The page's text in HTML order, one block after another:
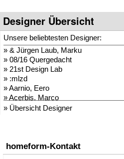
Designer Übersicht
Unsere beliebtesten Designer:
» & Jürgen Laub, Marku
» 08/16 Quergedacht
» 21st Design Lab
» :mlzd
»Aarnio, Eero
»Acerbis, Marco
» Adam + Harborth
»AK47 Team
»Alberto Brogliato
» Übersicht Designer
homeform-Kontakt